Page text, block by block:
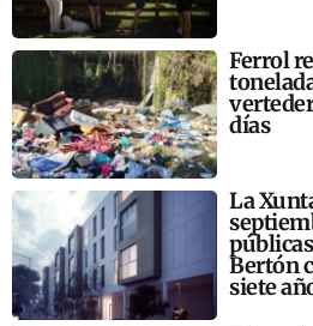
Ferrol
días
La
Bertón
siete